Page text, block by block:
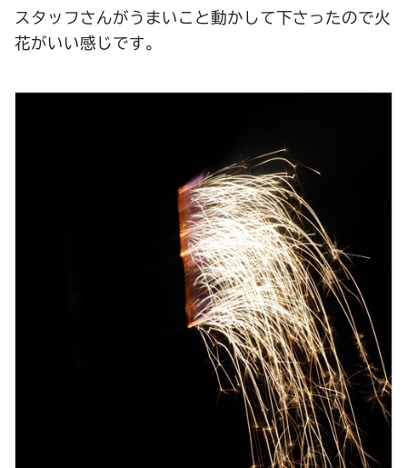
スタッフさんがうまいこと動かして下さったので火
花がいい感じです。